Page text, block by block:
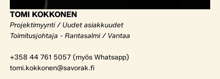
TOMI KOKKONEN
Projektimyynti / Uudet asiakkuudet
Toimitusjohtaja - Rantasalmi / Vantaa
+358 44 761 5057 (myös Whatsapp)
tomi.kokkonen@savorak.fi